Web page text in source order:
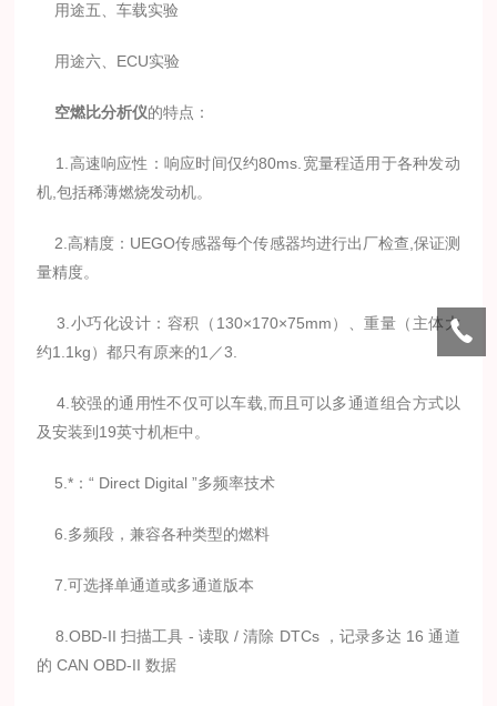
用途五、车载实验
用途六、ECU实验
空燃比分析仪的特点：
1.高速响应性：响应时间仅约80ms.宽量程适用于各种发动
机,包括稀薄燃烧发动机。
2.高精度：UEGO传感器每个传感器均进行出厂检查,保证测
量精度。
3.小巧化设计：容积（130×170×75mm）、重量（主体大
约1.1kg）都只有原来的1／3.
4.较强的通用性不仅可以车载,而且可以多通道组合方式以
及安装到19英寸机柜中。
5.*：“ Direct Digital ”多频率技术
6.多频段，兼容各种类型的燃料
7.可选择单通道或多通道版本
8.OBD-II 扫描工具 - 读取 / 清除 DTCs ，记录多达 16 通道
的 CAN OBD-II 数据